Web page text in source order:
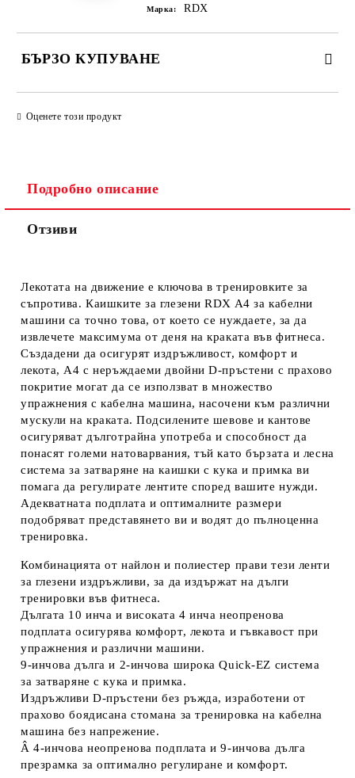
Марка: RDX
БЪРЗО КУПУВАНЕ
Оценете този продукт
Подробно описание
Отзиви
Лекотата на движение е ключова в тренировките за
съпротива. Каишките за глезени RDX A4 за кабелни
машини са точно това, от което се нуждаете, за да
извлечете максимума от деня на краката във фитнеса.
Създадени да осигурят издръжливост, комфорт и
лекота, A4 с неръждаеми двойни D-пръстени с прахово
покритие могат да се използват в множество
упражнения с кабелна машина, насочени към различни
мускули на краката. Подсилените шевове и кантове
осигуряват дълготрайна употреба и способност да
понасят големи натоварвания, тъй като бързата и лесна
система за затваряне на каишки с кука и примка ви
помага да регулирате лентите според вашите нужди.
Адекватната подплата и оптималните размери
подобряват представянето ви и водят до пълноценна
тренировка.
Комбинацията от найлон и полиестер прави тези ленти
за глезени издръжливи, за да издържат на дълги
тренировки във фитнеса.
Дългата 10 инча и високата 4 инча неопренова
подплата осигурява комфорт, лекота и гъвкавост при
упражнения и различни машини.
9-инчова дълга и 2-инчова широка Quick-EZ система
за затваряне с кука и примка.
Издръжливи D-пръстени без ръжда, изработени от
прахово боядисана стомана за тренировка на кабелна
машина без напрежение.
Â 4-инчова неопренова подплата и 9-инчова дълга
презрамка за оптимално регулиране и комфорт.